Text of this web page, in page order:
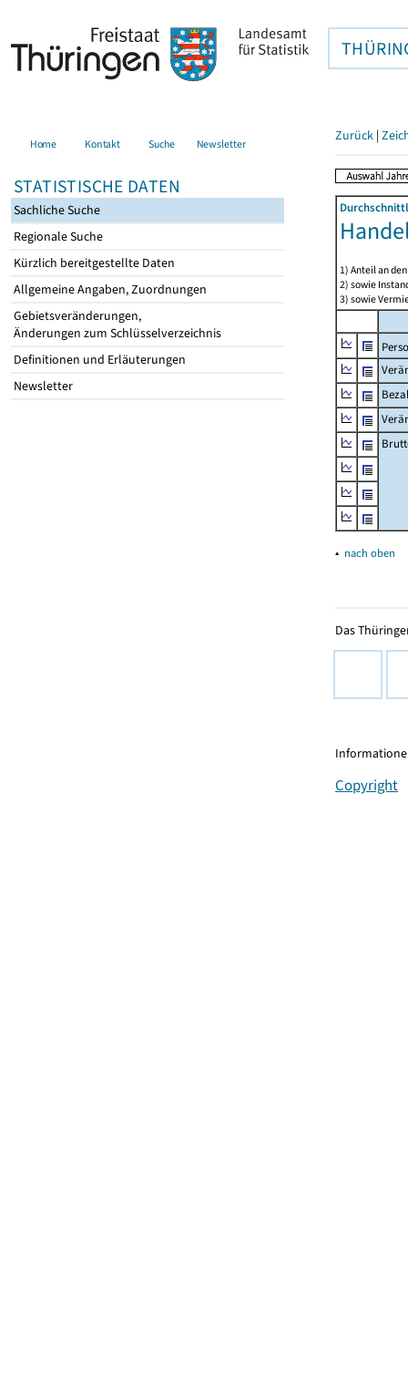
Home Kontakt Suche Newsletter
STATISTISCHE DATEN
Sachliche Suche
Regionale Suche
Kürzlich bereitgestellte Daten
Allgemeine Angaben, Zuordnungen
Gebietsveränderungen,
Änderungen zum Schlüsselverzeichnis
Definitionen und Erläuterungen
Newsletter
Zurück |
1) Anteil an
2) sowie
3) sowie
▴ nach oben
Das
Copyright